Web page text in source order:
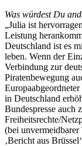
Was würdest Du
„Julia ist
Leistung
Deutschland ist es
leben. Wenn der
Verbindung zur
Piratenbewegung
in Deutschland
Bundespresse auch
Freiheitsrechte/
(bei
‚Bericht aus